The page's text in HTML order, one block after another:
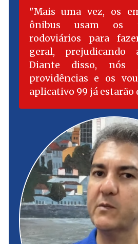
Mais uma vez, os
ônibus usam os
rodoviários para
geral, prejudicando
Diante disso, nós
providências e os
aplicativo 99 já estarão